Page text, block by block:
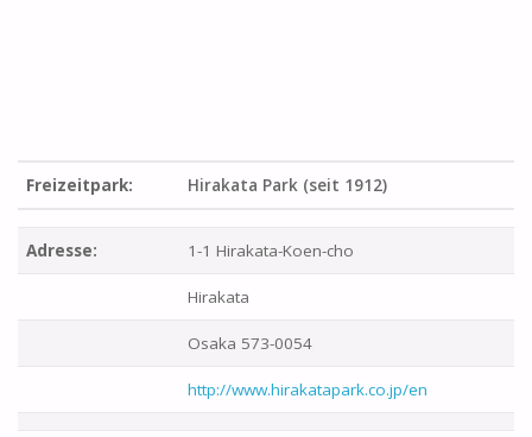
Freizeitpark: Hirakata Park (seit 1912)
Adresse: 1-1 Hirakata-Koen-cho
Hirakata
Osaka 573-0054
http://www.hirakatapark.co.jp/en